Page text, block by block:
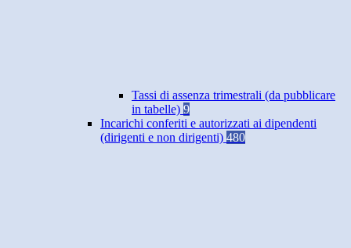
Tassi di assenza trimestrali (da pubblicare
in tabelle) 9
Incarichi conferiti e autorizzati ai dipendenti
(dirigenti e non dirigenti) 480